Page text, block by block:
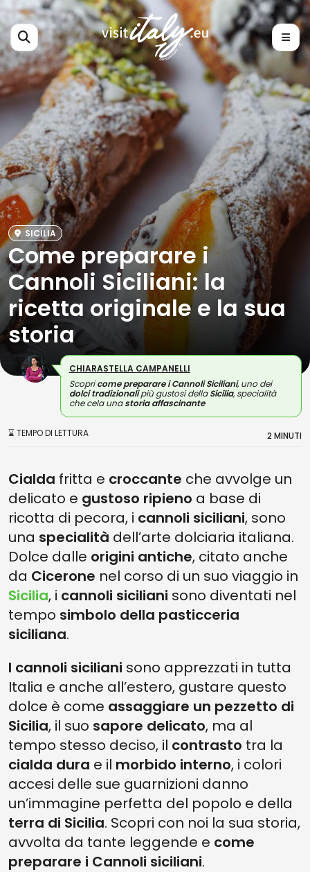
SICILIA
Come preparare i
Cannoli Siciliani: la
ricetta originale e la sua
storia
CHIARASTELLA CAMPANELLI
Scopricome preparare i Cannoli Siciliani, uno dei
dolci tradizionalipiù gustosi dellaSicilia, specialità
che cela unastoria affascinante
⌛ TEMPO DI LETTURA 2 MINUTI
Cialda fritta e croccante che avvolge un
delicato e gustoso ripieno a base di
ricotta di pecora, i cannoli siciliani, sono
una specialità dell’arte dolciaria italiana.
Dolce dalle origini antiche, citato anche
da Cicerone nel corso di un suo viaggio in
Sicilia, i cannoli siciliani sono diventati nel
tempo simbolo della pasticceria
siciliana.
I cannoli siciliani sono apprezzati in tutta
Italia e anche all’estero, gustare questo
dolce è come assaggiare un pezzetto di
Sicilia, il suo sapore delicato, ma al
tempo stesso deciso, il contrasto tra la
cialda dura e il morbido interno, i colori
accesi delle sue guarnizioni danno
un’immagine perfetta del popolo e della
terra di Sicilia. Scopri con noi la sua storia,
avvolta da tante leggende e come
preparare i Cannoli siciliani.